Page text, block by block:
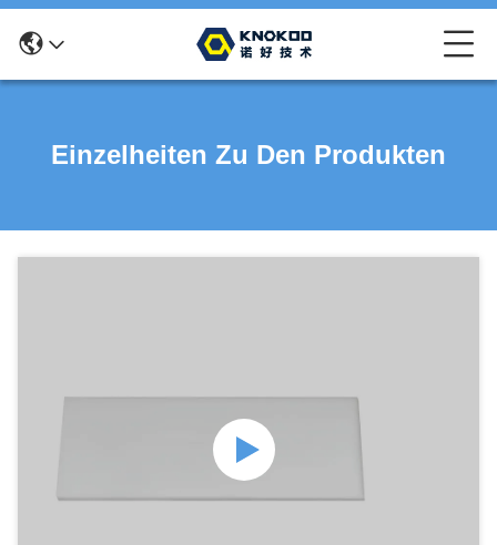
Einzelheiten Zu Den Produkten